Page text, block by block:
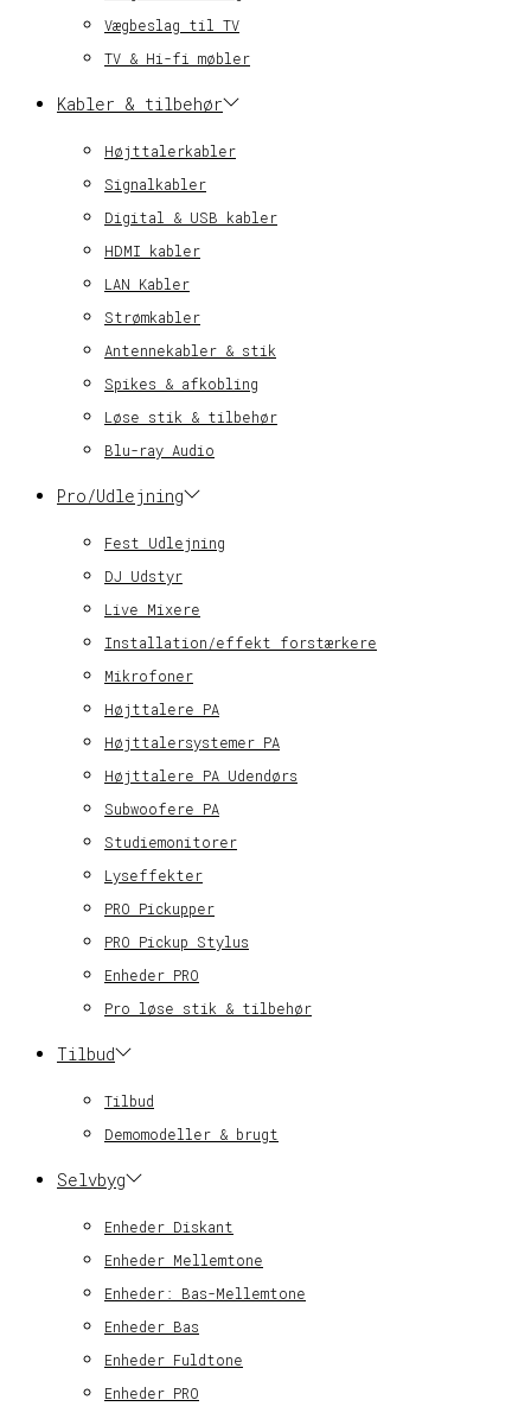
Vægbeslag til TV
TV & Hi-fi møbler
Kabler & tilbehør
Højttalerkabler
Signalkabler
Digital & USB kabler
HDMI kabler
LAN Kabler
Strømkabler
Antennekabler & stik
Spikes & afkobling
Løse stik & tilbehør
Blu-ray Audio
Pro/Udlejning
Fest Udlejning
DJ Udstyr
Live Mixere
Installation/effekt forstærkere
Mikrofoner
Højttalere PA
Højttalersystemer PA
Højttalere PA Udendørs
Subwoofere PA
Studiemonitorer
Lyseffekter
PRO Pickupper
PRO Pickup Stylus
Enheder PRO
Pro løse stik & tilbehør
Tilbud
Tilbud
Demomodeller & brugt
Selvbyg
Enheder Diskant
Enheder Mellemtone
Enheder: Bas-Mellemtone
Enheder Bas
Enheder Fuldtone
Enheder PRO